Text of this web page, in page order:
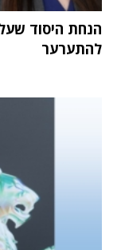
הנחת היסוד
להתערער